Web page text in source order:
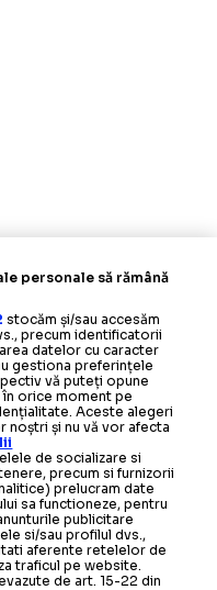
personale să rămână
stocăm și/sau accesăm
precum identificatorii
datelor cu caracter
gestiona preferințele
vă puteți opune
orice moment pe
Aceste alegeri
și nu vă vor afecta
de socializare si
precum si furnizorii
prelucram date
sa functioneze, pentru
publicitare
si/sau profilul dvs.,
aferente retelelor de
traficul pe website.
de art. 15-22 din